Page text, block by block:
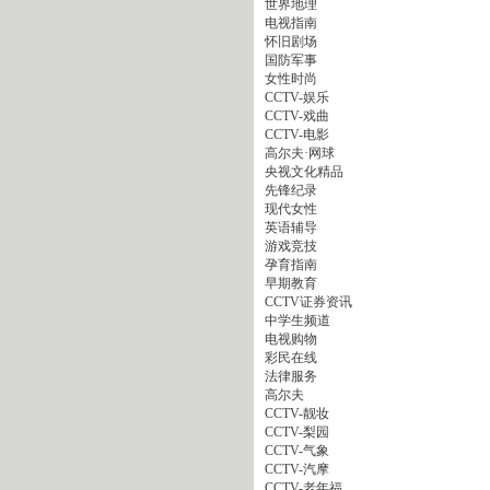
世界地理
电视指南
怀旧剧场
国防军事
女性时尚
CCTV-娱乐
CCTV-戏曲
CCTV-电影
高尔夫·网球
央视文化精品
先锋纪录
现代女性
英语辅导
游戏竞技
孕育指南
早期教育
CCTV证券资讯
中学生频道
电视购物
彩民在线
法律服务
高尔夫
CCTV-靓妆
CCTV-梨园
CCTV-气象
CCTV-汽摩